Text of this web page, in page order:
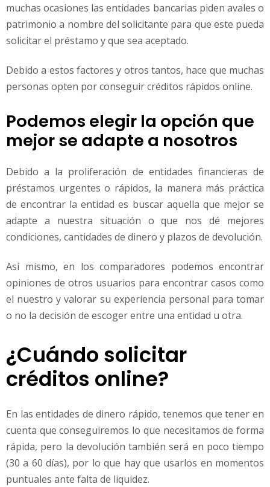
muchas ocasiones las entidades bancarias piden avales o
patrimonio a nombre del solicitante para que este pueda
solicitar el préstamo y que sea aceptado.
Debido a estos factores y otros tantos, hace que muchas
personas opten por conseguir créditos rápidos online.
Podemos elegir la opción que
mejor se adapte a nosotros
Debido a la proliferación de entidades financieras de
préstamos urgentes o rápidos, la manera más práctica
de encontrar la entidad es buscar aquella que mejor se
adapte a nuestra situación o que nos dé mejores
condiciones, cantidades de dinero y plazos de devolución.
Así mismo, en los comparadores podemos encontrar
opiniones de otros usuarios para encontrar casos como
el nuestro y valorar su experiencia personal para tomar
o no la decisión de escoger entre una entidad u otra.
¿Cuándo solicitar
créditos online?
En las entidades de dinero rápido, tenemos que tener en
cuenta que conseguiremos lo que necesitamos de forma
rápida, pero la devolución también será en poco tiempo
(30 a 60 días), por lo que hay que usarlos en momentos
puntuales ante falta de liquidez.